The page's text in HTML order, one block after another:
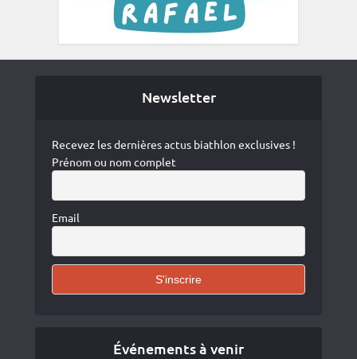
Newsletter
Recevez les dernières actus biathlon exclusives !
Prénom ou nom complet
Email
Événements à venir